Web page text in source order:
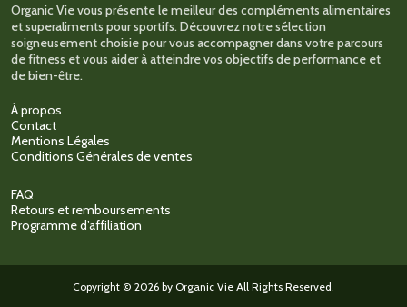
du
produit
Organic Vie vous présente le meilleur des compléments alimentaires
et superaliments pour sportifs. Découvrez notre sélection
soigneusement choisie pour vous accompagner dans votre parcours
de fitness et vous aider à atteindre vos objectifs de performance et
de bien-être.
À propos
Contact
Mentions Légales
Conditions Générales de ventes
FAQ
Retours et remboursements
Programme d’affiliation
Copyright © 2026 by Organic Vie All Rights Reserved.